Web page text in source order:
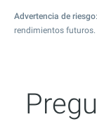
Advertencia de riesgo
rendimientos futuros.